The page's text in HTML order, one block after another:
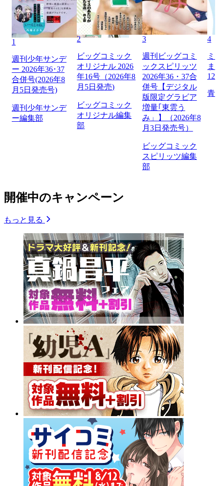
1
週刊少年サンデ
ー 2026年36･37
合併号(2026年8
月5日発売号)
週刊少年サンデ
ー編集部
2
ビッグコミック
オリジナル 2026
年16号（2026年8
月5日発売)
ビッグコミック
オリジナル編集
部
3
週刊ビッグコミ
ックスピリッツ
2026年36・37合
併号【デジタル
版限定グラビア
増量｢東雲う
み」】（2026年8
月3日発売号）
ビッグコミック
スピリッツ編集
部
4
ミ
ま
129
青
開催中のキャンペーン
もっと見る